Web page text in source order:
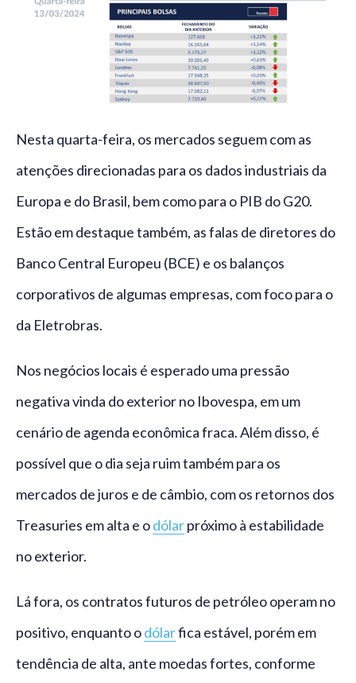
Nesta quarta-feira, os mercados seguem com as
atenções direcionadas para os dados industriais da
Europa e do Brasil, bem como para o PIB do G20.
Estão em destaque também, as falas de diretores do
Banco Central Europeu (BCE) e os balanços
corporativos de algumas empresas, com foco para o
da Eletrobras.
Nos negócios locais é esperado uma pressão
negativa vinda do exterior no Ibovespa, em um
cenário de agenda econômica fraca. Além disso, é
possível que o dia seja ruim também para os
mercados de juros e de câmbio, com os retornos dos
Treasuries em alta e odólarpróximo à estabilidade
no exterior.
Lá fora, os contratos futuros de petróleo operam no
positivo, enquanto odólarfica estável, porém em
tendência de alta, ante moedas fortes, conforme